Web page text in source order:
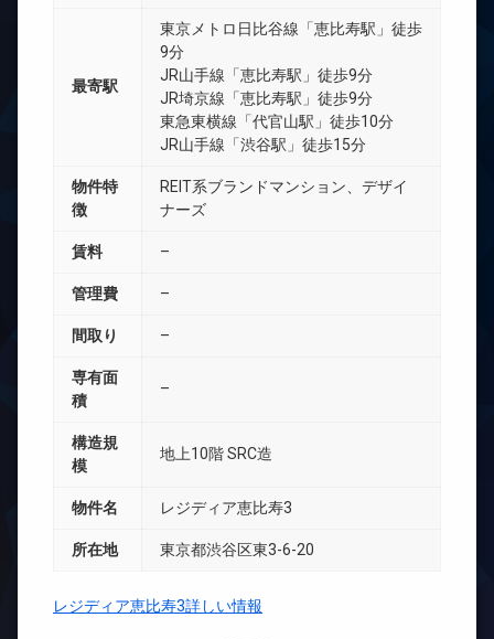
最寄駅
東京メトロ日比谷線「恵比寿駅」徒歩
9分
JR山手線「恵比寿駅」徒歩9分
JR埼京線「恵比寿駅」徒歩9分
東急東横線「代官山駅」徒歩10分
JR山手線「渋谷駅」徒歩15分
物件特
徴
REIT系ブランドマンション、デザイ
ナーズ
賃料 –
管理費 –
間取り –
専有面
積
–
構造規
模
地上10階 SRC造
物件名 レジディア恵比寿3
所在地 東京都渋谷区東3-6-20
レジディア恵比寿3詳しい情報